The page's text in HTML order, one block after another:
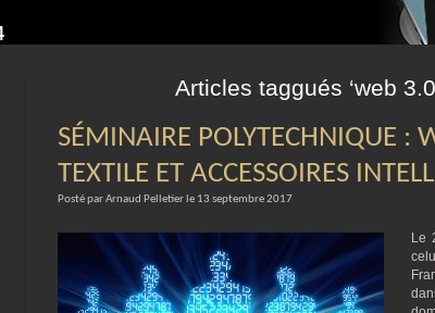
Articles taggués ‘web
SÉMINAIRE POLYTECHNIQUE :
TEXTILE ET ACCESSOIRES
Posté par Arnaud Pelletier le 13 septembre 2017
Le